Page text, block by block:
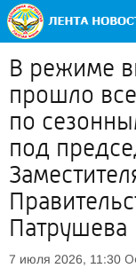
В режиме
прошло
по
под
Патрушева
7 июля 2026, 11:30